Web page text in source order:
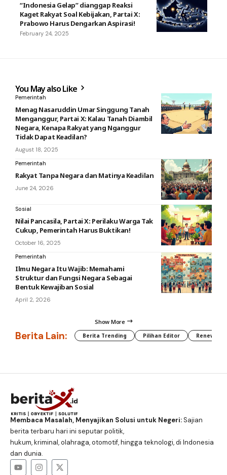
“Indonesia Gelap” dianggap Reaksi
Kaget Rakyat Soal Kebijakan, Partai X:
Prabowo Harus Dengarkan Aspirasi!
February 24, 2025
You May also Like
Pemerintah
Menag Nasaruddin Umar Singgung Tanah
Menganggur, Partai X: Kalau Tanah Diambil
Negara, Kenapa Rakyat yang Nganggur
Tidak Dapat Keadilan?
August 18, 2025
Pemerintah
Rakyat Tanpa Negara dan Matinya Keadilan
June 24, 2026
Sosial
Nilai Pancasila, Partai X: Perilaku Warga Tak
Cukup, Pemerintah Harus Buktikan!
October 16, 2025
Pemerintah
Ilmu Negara Itu Wajib: Memahami
Struktur dan Fungsi Negara Sebagai
Bentuk Kewajiban Sosial
April 2, 2026
Show More
Berita Lain: Berita Trending Pilihan Editor
Membaca Masalah, Menyajikan Solusi untuk Negeri:Sajian
berita terbaru hari ini seputar politik,
hukum, kriminal, olahraga, otomotif, hingga teknologi, di Indonesia
dan dunia.